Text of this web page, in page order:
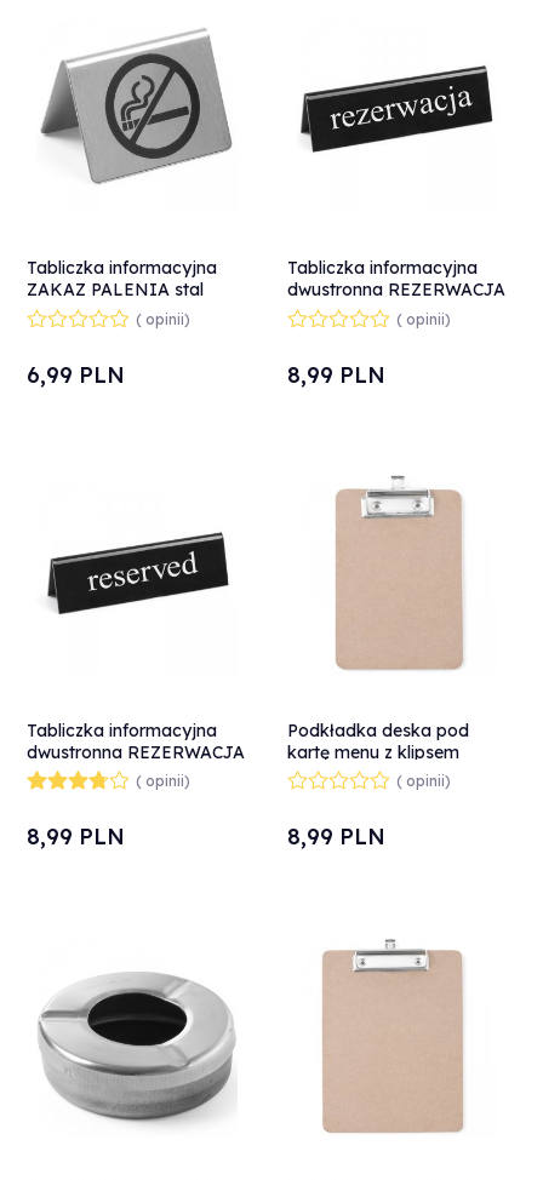
Tabliczka informacyjna
ZAKAZ PALENIA stal
nierdzewna - Hendi 663660
( opinii)
6,99 PLN
Tabliczka informacyjna
dwustronna REZERWACJA
tworzywo plexiglas PL -
Hendi 663523
( opinii)
8,99 PLN
Tabliczka informacyjna
dwustronna REZERWACJA
RESERVED tworzywo
plexiglas EN - Hendi
( opinii)
8,99 PLN
Podkładka deska pod
kartę menu z klipsem
Clipboard 125x180 mm -
Hendi 664179
( opinii)
8,99 PLN